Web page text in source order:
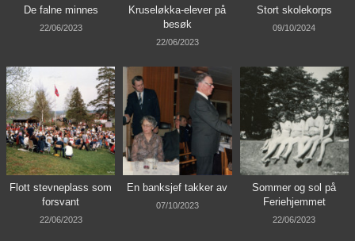
De falne minnes
22/06/2023
Kruseløkka-elever på
besøk
22/06/2023
Stort skolekorps
09/10/2024
Flott stevneplass som
forsvant
22/06/2023
En banksjef takker av
07/10/2023
Sommer og sol på
Feriehjemmet
22/06/2023